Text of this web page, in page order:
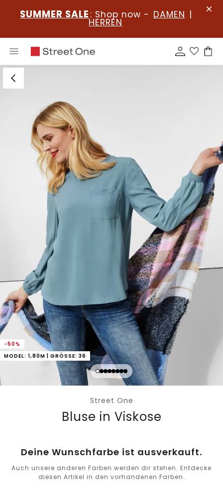
SUMMER SALE : Shop now - DAMEN |
HERREN
-50%
MODEL: 1,80M | GRÖSSE: 36
Street One
Bluse in Viskose
Deine Wunschfarbe ist ausverkauft.
Auch unsere anderen Farben werden dir stehen. Entdecke
diesen Artikel in den vorhandenen Farben.